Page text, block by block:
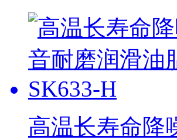
高温长寿命降